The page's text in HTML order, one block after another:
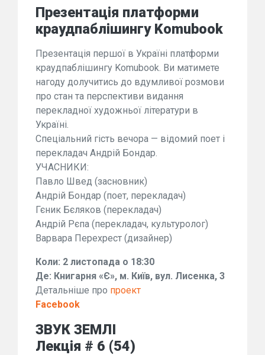
Презентація платформи
краудпаблішингу Komubook
Презентація першої в Україні платформи
краудпаблішингу Komubook. Ви матимете
нагоду долучитись до вдумливої розмови
про стан та перспективи видання
перекладної художньої літератури в
Україні.
Спеціальний гість вечора — відомий поет і
перекладач Андрій Бондар.
УЧАСНИКИ:
Павло Швед (засновник)
Андрій Бондар (поет, перекладач)
Гєник Бєляков (перекладач)
Андрій Рєпа (перекладач, культуролог)
Варвара Перехрест (дизайнер)
Коли: 2 листопада о 18:30
Де: Книгарня «Є», м. Київ, вул. Лисенка, 3
Детальніше про проект
Facebook
ЗВУК ЗЕМЛІ
Лекція # 6 (54)